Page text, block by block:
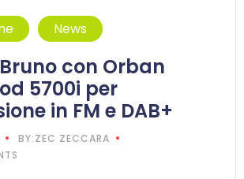
News
con Orban
5700i per
in FM e DAB+
BY:ZEC ZECCARA